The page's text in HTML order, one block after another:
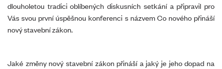
dlouholetou tradici oblíbených diskusních setkání a připravil pro
Vás svou první úspěšnou konferenci s názvem Co nového přináší
nový stavební zákon.
Jaké změny nový stavební zákon přináší a jaký je jeho dopad na